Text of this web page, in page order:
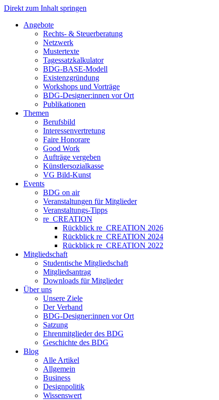
Direkt zum Inhalt springen
Angebote
Rechts- & Steuerberatung
Netzwerk
Mustertexte
Tagessatzkalkulator
BDG-BASE-Modell
Existenzgründung
Workshops und Vorträge
BDG-Designer:innen vor Ort
Publikationen
Themen
Berufsbild
Interessenvertretung
Faire Honorare
Good Work
Aufträge vergeben
Künstlersozialkasse
VG Bild-Kunst
Events
BDG on air
Veranstaltungen für Mitglieder
Veranstaltungs-Tipps
re_CREATION
Rückblick re_CREATION 2026
Rückblick re_CREATION 2024
Rückblick re_CREATION 2022
Mitgliedschaft
Studentische Mitgliedschaft
Mitgliedsantrag
Downloads für Mitglieder
Über uns
Unsere Ziele
Der Verband
BDG-Designer:innen vor Ort
Satzung
Ehrenmitglieder des BDG
Geschichte des BDG
Blog
Alle Artikel
Allgemein
Business
Designpolitik
Wissenswert